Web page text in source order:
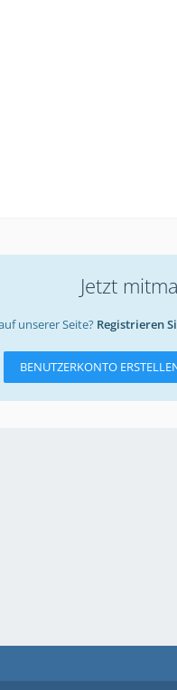
Jetzt
unserer Seite? Registrieren
BENUTZERKONTO